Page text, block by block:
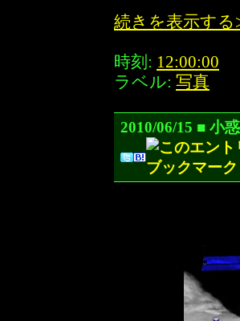
続きを表示す
時刻: 12:00:00
ラベル: 写真
2010/06/15 ■ 小